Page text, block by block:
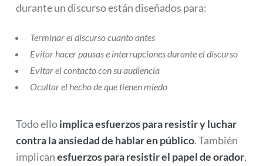
durante un discurso están diseñados para:
Terminar el discurso cuanto antes
Evitar hacer pausas e interrupciones durante el discurso
Evitar el contacto con su audiencia
Ocultar el hecho de que tienen miedo
Todo elloimplica esfuerzos para resistir y luchar
contra la ansiedad de hablar en público. También
implicanesfuerzos para resistir el papel de orador,